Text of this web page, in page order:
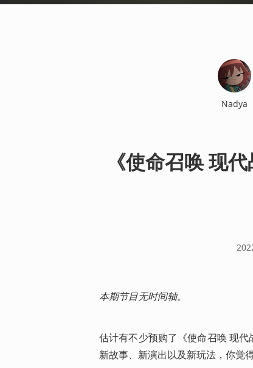
Nadya
《使命召唤 现
本期节目无时间轴。
估计有不少预购了《使命召唤 现
新故事、新演出以及新玩法，你觉